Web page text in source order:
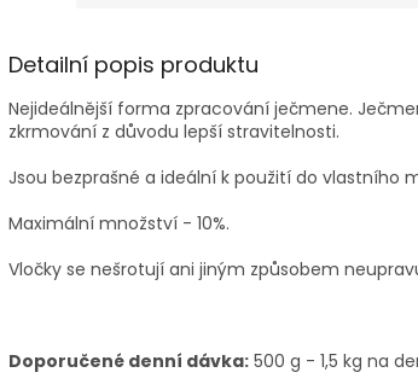
Detailní popis produktu
Nejideálnější forma zpracování ječmene.
zkrmování z důvodu lepší stravitelnosti.
Jsou bezprašné a ideální k použití do vlastního
Maximální množství - 10%.
Vločky se nešrotují ani jiným způsobem
Doporučené denní dávka: 500 g - 1,5 kg na